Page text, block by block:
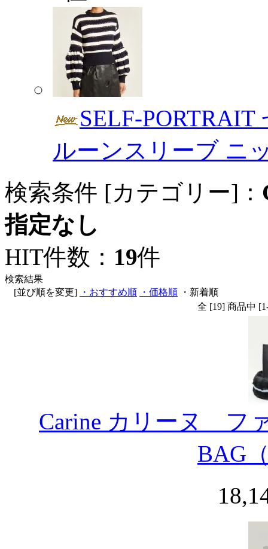
SELF-
ルーンスリーブ ニ
検索条件 [カテゴリー]：
指定なし
HIT件数： 19件
検索結果
[並び順を変更]
・おすすめ順 ・価格順
・新着順
全 [19] 商品中
Carine カリーヌ フ
BAG